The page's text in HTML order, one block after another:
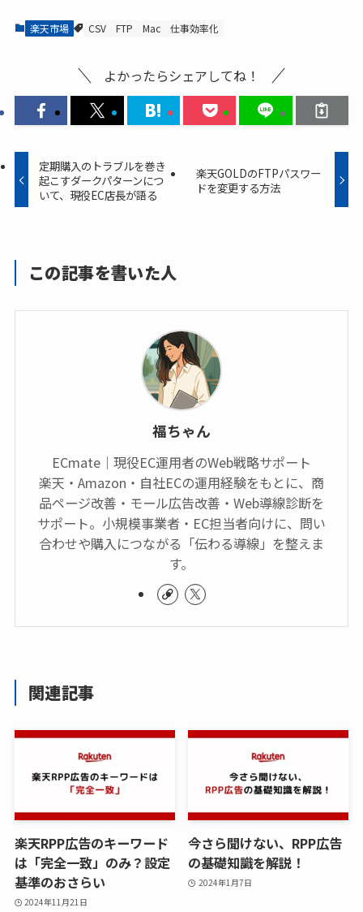
楽天市場 CSV FTP Mac 仕事効率化
よかったらシェアしてね！
定期購入のトラブルを巻き
起こすダークパターンにつ
いて、現役EC店長が語る
楽天GOLDのFTPパスワー
ドを変更する方法
この記事を書いた人
福ちゃん
ECmate｜現役EC運用者のWeb戦略サポート
楽天・Amazon・自社ECの運用経験をもとに、商
品ページ改善・モール広告改善・Web導線診断を
サポート。小規模事業者・EC担当者向けに、問い
合わせや購入につながる「伝わる導線」を整えま
す。
関連記事
楽天RPP広告のキーワード
は「完全一致」のみ？設定
基準のおさらい
2024年11月21日
今さら聞けない、RPP広告
の基礎知識を解説！
2024年1月7日